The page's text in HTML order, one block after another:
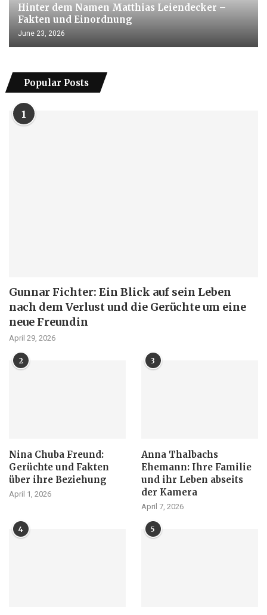
Hinter dem Namen Matthias Leiendecker –
Fakten und Einordnung
June 23, 2026
Popular Posts
1
Gunnar Fichter: Ein Blick auf sein Leben
nach dem Verlust und die Gerüchte um eine
neue Freundin
April 29, 2026
2
Nina Chuba Freund:
Gerüchte und Fakten
über ihre Beziehung
April 1, 2026
3
Anna Thalbachs
Ehemann: Ihre Familie
und ihr Leben abseits
der Kamera
April 7, 2026
4 5